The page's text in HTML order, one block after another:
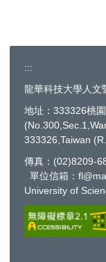
:::
龍華科技大學人
地址：333326桃
333326,Taiwan
傳真：
單位信箱：
University of